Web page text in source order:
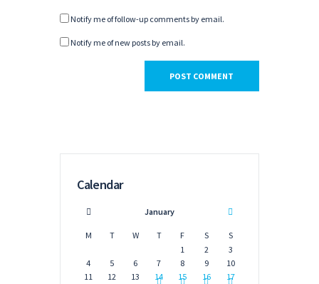
Notify me of follow-up comments by email.
Notify me of new posts by email.
Calendar
January
M T W T F S
S
1
2
3
4
5 6 7 8 9
10
11
12 13 14 15 16
17
Exciting
Update:
Sound
Quality to
the Next
News
Останні
Portfolio,
Фільми
Tape Echo